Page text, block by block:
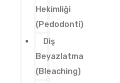
Hekimliği
(Pedodonti)
Diş
Beyazlatma
(Bleaching)